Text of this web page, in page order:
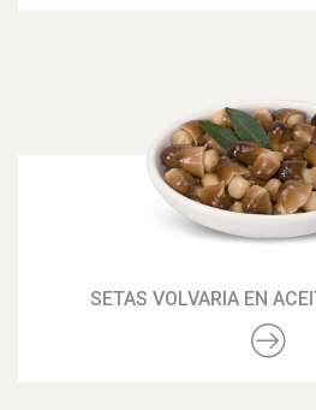
SETAS VOLVARIA EN